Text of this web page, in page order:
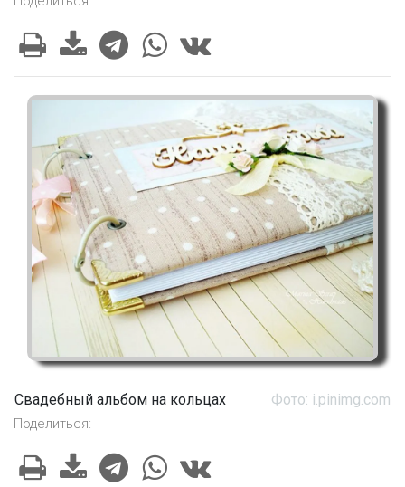
Свадебный альбом на кольцах Фото: i.pinimg.com
Поделиться: